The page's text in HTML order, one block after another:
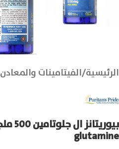
الرئيسية/الفيتامينات والمعادن
glutamine